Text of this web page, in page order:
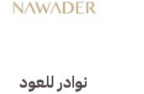
نوادر للعود